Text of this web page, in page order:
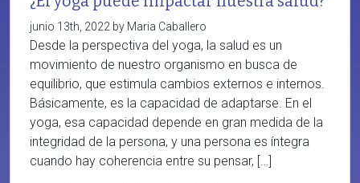
junio 13th, 2022 by Maria Caballero
Desde la perspectiva del yoga, la salud es un
movimiento de nuestro organismo en busca de
equilibrio, que estimula cambios externos e internos.
Básicamente, es la capacidad de adaptarse. En el
yoga, esa capacidad depende en gran medida de la
integridad de la persona, y una persona es íntegra
cuando hay coherencia entre su pensar, […]